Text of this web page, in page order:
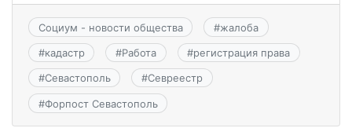
Социум - новости общества #жалоба
#кадастр #Работа #регистрация права
#Севастополь #Севреестр
#Форпост Севастополь